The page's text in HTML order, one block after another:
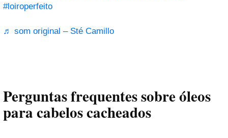
#loiroperfeito
♬ som original – Sté Camillo
Perguntas frequentes sobre óleos
para cabelos cacheados